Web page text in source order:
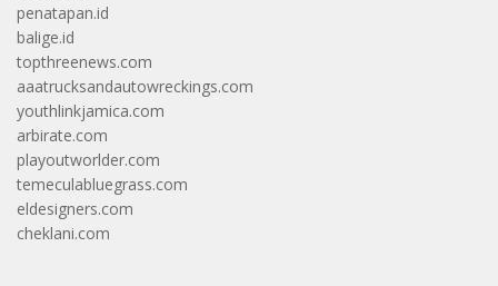
penatapan.id
balige.id
topthreenews.com
aaatrucksandautowreckings.com
youthlinkjamica.com
arbirate.com
playoutworlder.com
temeculabluegrass.com
eldesigners.com
cheklani.com